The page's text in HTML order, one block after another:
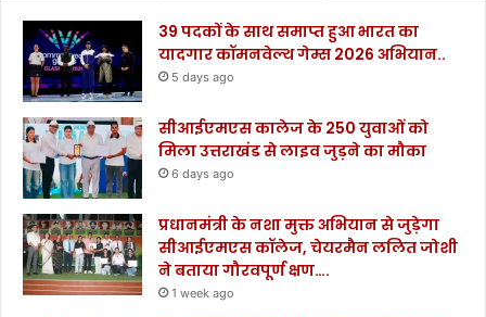
39 पदकों के साथ समाप्त हुआ भारत का
यादगार कॉमनवेल्थ गेम्स 2026 अभियान..
5 days ago
सीआईएमएस कालेज के 250 युवाओं को
मिला उत्तराखंड से लाइव जुड़ने का मौका
6 days ago
प्रधानमंत्री के नशा मुक्त अभियान से जुड़ेगा
सीआईएमएस कॉलेज, चेयरमैन ललित जोशी
ने बताया गौरवपूर्ण क्षण….
1 week ago